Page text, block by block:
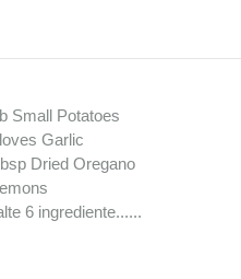
Small Potatoes
Garlic
Dried Oregano
6 ingrediente......